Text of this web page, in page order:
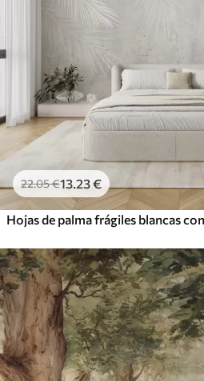
22.05€13 .23€